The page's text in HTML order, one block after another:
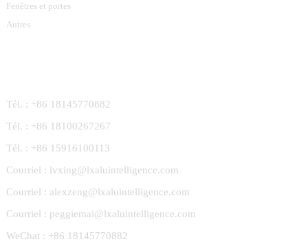
Fenêtres et portes
Autres
Tél. : +86 18145770882
Tél. : +86 18100267267
Tél. : +86 15916100113
Courriel : lvxing@lxaluintelligence.com
Courriel : alexzeng@lxaluintelligence.com
Courriel : peggiemai@lxaluintelligence.com
WeChat : +86 18145770882